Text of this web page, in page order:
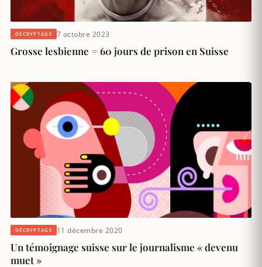
DÉCRYPTAGE 7 octobre 2023
Grosse lesbienne = 60 jours de prison en Suisse
DÉCRYPTAGE 11 décembre 2020
Un témoignage suisse sur le journalisme « devenu
muet »